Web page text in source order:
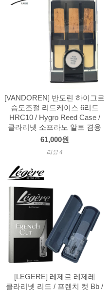
[VANDOREN] 반도린 하이그로
습도조절 리드케이스 6리드
HRC10 / Hygro Reed Case /
클라리넷 소프라노 알토 겸용
61,000원
리뷰 4
[LEGERE] 레제르 레제레
클라리넷 리드 / 프렌치 컷 Bb /